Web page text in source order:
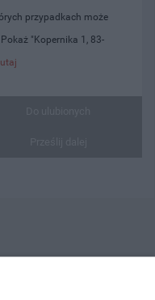
przypadkach może
"Kopernika 1, 83-
Serwis Informacyjny Miasta